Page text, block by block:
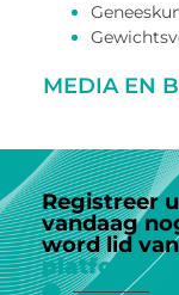
MEDIA EN
Registreer u
vandaag
word lid
platform